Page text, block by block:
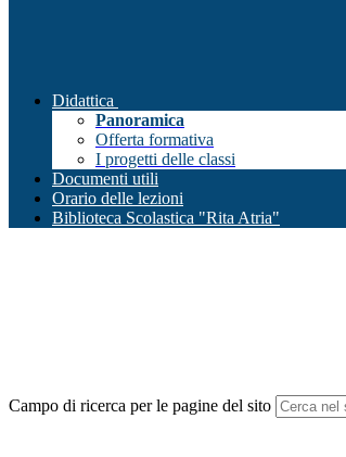
Didattica
Panoramica
Offerta formativa
I progetti delle classi
Documenti utili
Orario delle lezioni
Biblioteca Scolastica "Rita Atria"
Campo di ricerca per le pagine del sito